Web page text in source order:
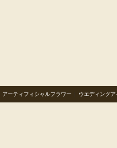
アーティフィシャルフラワー｜ ウエディングア